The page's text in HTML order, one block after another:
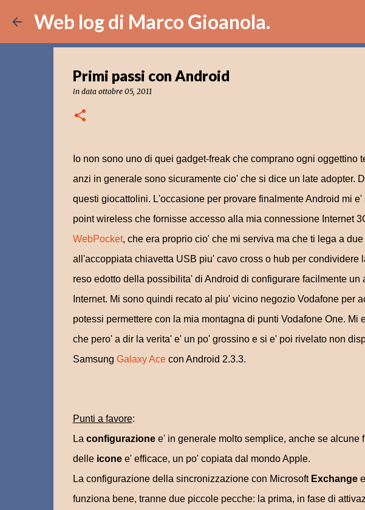
Web log di Marco Gioanola.
Primi passi con Android
in data ottobre 05, 2011
Io non sono uno di quei gadget-freak che comprano ogni oggettino
anzi in generale sono sicuramente cio' che si dice un late adopter.
questi giocattolini. L'occasione per provare finalmente Android mi
point wireless che fornisse accesso alla mia connessione Internet
WebPocket, che era proprio cio' che mi serviva ma che ti lega a
all'accoppiata chiavetta USB piu' cavo cross o hub per condividere
reso edotto della possibilita' di Android di configurare facilmente
Internet. Mi sono quindi recato al piu' vicino negozio Vodafone per
potessi permettere con la mia montagna di punti Vodafone One.
che pero' a dir la verita' e' un po' grossino e si e' poi rivelato non
Samsung Galaxy Acecon Android 2.3.3.
Punti a favore:
La configurazione e' in generale molto semplice, anche se
delle icone e' efficace, un po' copiata dal mondo Apple.
La configurazione della sincronizzazione con Microsoft Exchange
funziona bene, tranne due piccole pecche: la prima, in fase di